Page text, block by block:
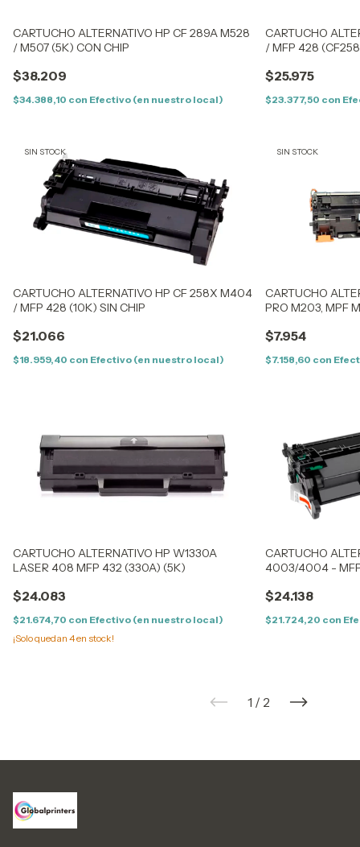
CARTUCHO ALTERNATIVO HP CF 289A M528
/ M507 (5K) CON CHIP
$38.209
$34.388,10 con Efectivo (en nuestro local)
CARTUCHO
/ MFP 428
$25.975
$23.377,50 con
SIN STOCK
CARTUCHO ALTERNATIVO HP CF 258X M404
/ MFP 428 (10K) SIN CHIP
$21.066
$18.959,40 con Efectivo (en nuestro local)
SIN STOCK
CARTUCHO
PRO M203, MPF
$7.954
$7.158,60 con
CARTUCHO ALTERNATIVO HP W1330A
LASER 408 MFP 432 (330A) (5K)
$24.083
$21.674,70 con Efectivo (en nuestro local)
¡Solo quedan 4en stock!
CARTUCHO
4003/4004 - MFP
$24.138
$21.724,20 con
1 / 2